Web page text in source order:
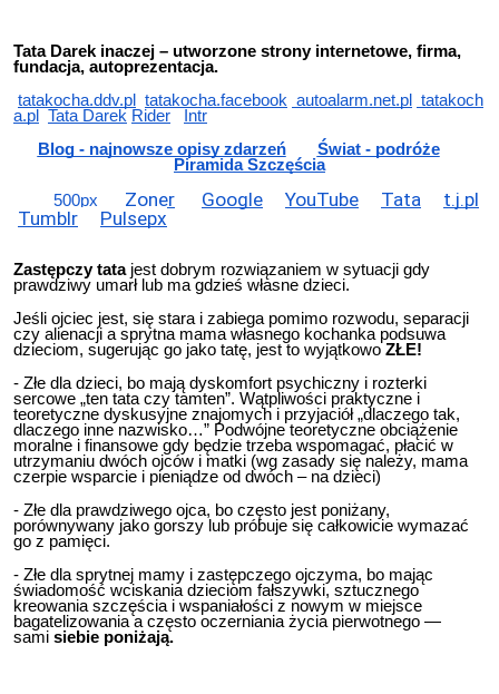
Tata Darek inaczej – utworzone strony internetowe, firma,
fundacja, autoprezentacja.
tatakocha.ddv.pl
tatakocha.facebook autoalarm.net.pl
tatakoch
a.pl
Tata Darek Rider
Intr
Blog - najnowsze opisy zdarzeń
Świat - podróże
Piramida Szczęścia
500px
Zoner Google YouTube Tata
t.j.pl
Tumblr
Pulsepx
Zastępczy tatajest dobrym rozwiązaniem w sytuacji gdy
prawdziwy umarł lub ma gdzieś własne dzieci.
Jeśli ojciec jest, się stara i zabiega pomimo rozwodu, separacji
czy alienacji a sprytna mama własnego kochanka podsuwa
dzieciom, sugerując go jako tatę, jest to wyjątkowo ZŁE!
- Złe dla dzieci, bo mają dyskomfort psychiczny i rozterki
sercowe „ten tata czy tamten”. Wątpliwości praktyczne i
teoretyczne dyskusyjne znajomych i przyjaciół „dlaczego tak,
dlaczego inne nazwisko…” Podwójne teoretyczne obciążenie
moralne i finansowe gdy będzie trzeba wspomagać, płacić w
utrzymaniu dwóch ojców i matki (wg zasady się należy, mama
czerpie wsparcie i pieniądze od dwóch – na dzieci)
- Złe dla prawdziwego ojca, bo często jest poniżany,
porównywany jako gorszy lub próbuje się całkowicie wymazać
go z pamięci.
- Złe dla sprytnej mamy i zastępczego ojczyma, bo mając
świadomość wciskania dzieciom fałszywki, sztucznego
kreowania szczęścia i wspaniałości z nowym w miejsce
bagatelizowania a często oczerniania życia pierwotnego —
sami siebie poniżają.